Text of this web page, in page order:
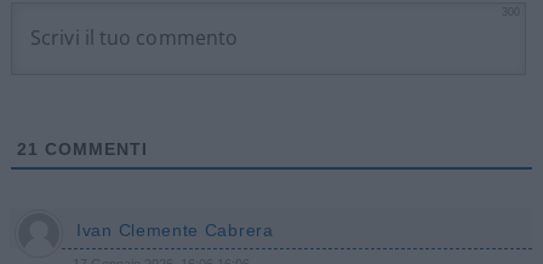
21 COMMENTI
Ivan Clemente Cabrera